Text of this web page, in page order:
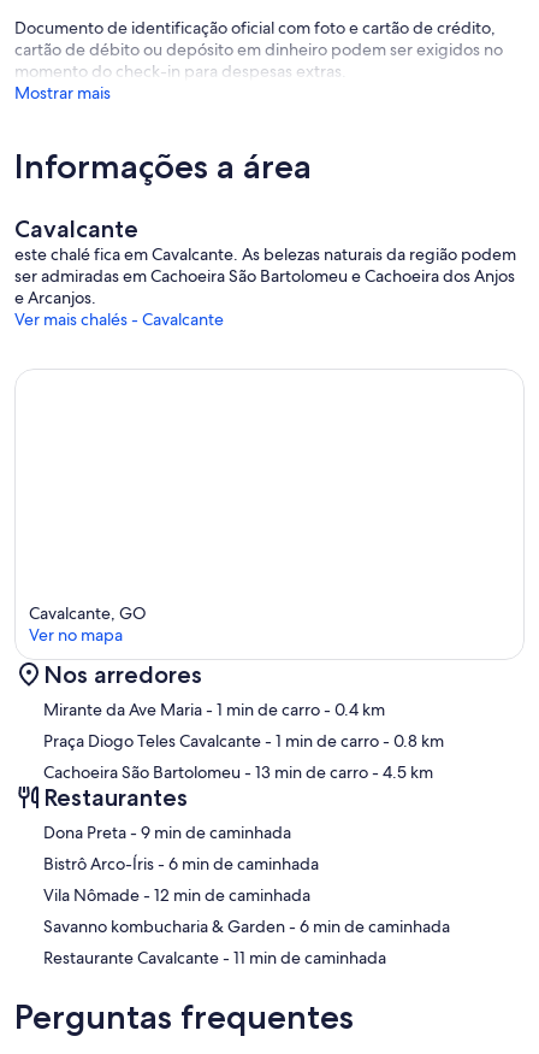
Documento de identificação oficial com foto e cartão de crédito,
cartão de débito ou depósito em dinheiro podem ser exigidos no
momento do check-in para despesas extras.
Mostrar mais
Informações a área
Cavalcante
este chalé fica em Cavalcante. As belezas naturais da região podem
ser admiradas em Cachoeira São Bartolomeu e Cachoeira dos Anjos
e Arcanjos.
Ver mais chalés - Cavalcante
Mapa
Cavalcante, GO
Ver no mapa
Nos arredores
Mirante da Ave Maria- 1 min de carro- 0.4 km
Praça Diogo Teles Cavalcante- 1 min de carro- 0.8 km
Cachoeira São Bartolomeu - 13 min de carro- 4.5 km
Restaurantes
‪Dona Preta - ‬9 min de caminhada
‪Bistrô Arco-Íris - ‬6 min de caminhada
‪Vila Nômade - ‬12 min de caminhada
‪Savanno kombucharia & Garden - ‬6 min de caminhada
‪Restaurante Cavalcante - ‬11 min de caminhada
Perguntas frequentes